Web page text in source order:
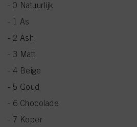
- 0 Natuurlijk
- 1 As
- 2 Ash
- 3 Matt
- 4 Beige
- 5 Goud
- 6 Chocolade
- 7 Koper